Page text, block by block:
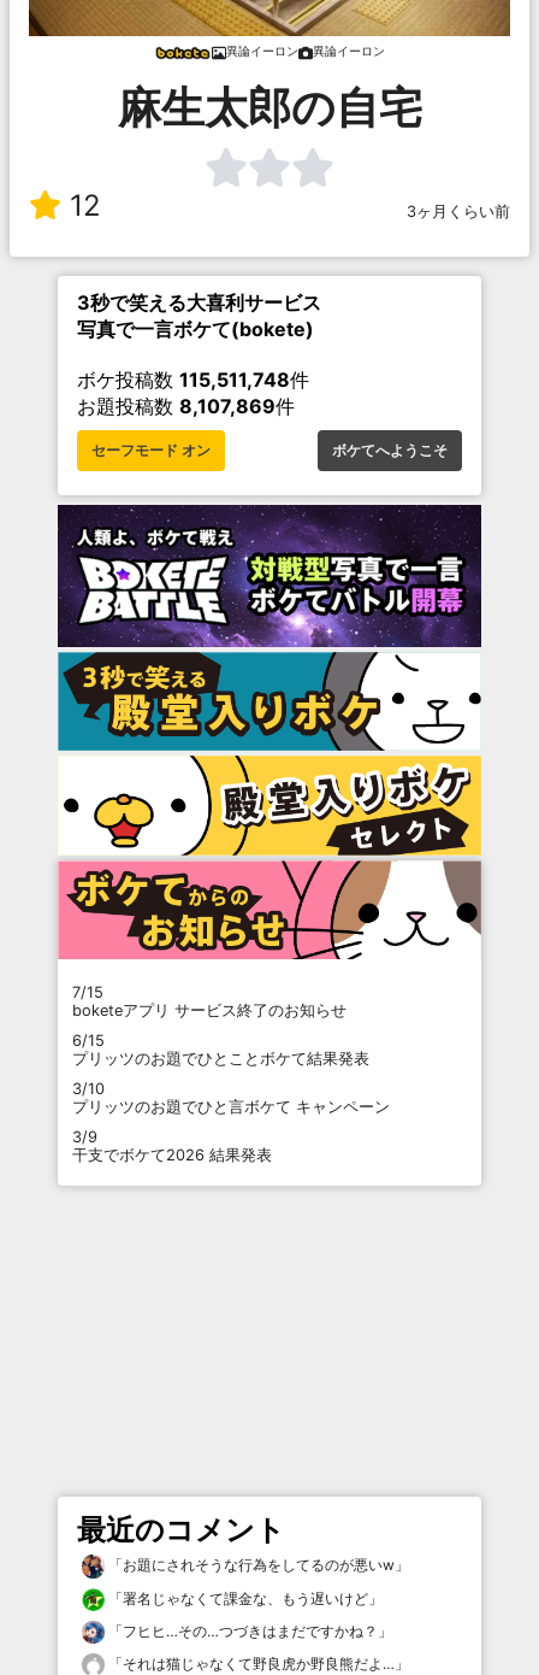
異論イーロン 異論イーロン
麻生太郎の自宅
12 3ヶ月くらい前
3秒で笑える大喜利サービス
写真で一言ボケて(bokete)
ボケ投稿数 115,511,748件
お題投稿数 8,107,869件
セーフモード オン ボケてへようこそ
7/15
boketeアプリ サービス終了のお知らせ
6/15
プリッツのお題でひとことボケて結果発表
3/10
プリッツのお題でひと言ボケて キャンペーン
3/9
干支でボケて2026 結果発表
最近のコメント
「お題にされそうな行為をしてるのが悪いw 」
「署名じゃなくて課金な、もう遅いけど 」
「フヒヒ…その…つづきはまだですかね？ 」
「それは猫じゃなくて野良虎か野良熊だよ… 」